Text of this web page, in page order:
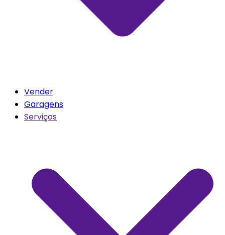
Vender
Garagens
Serviços